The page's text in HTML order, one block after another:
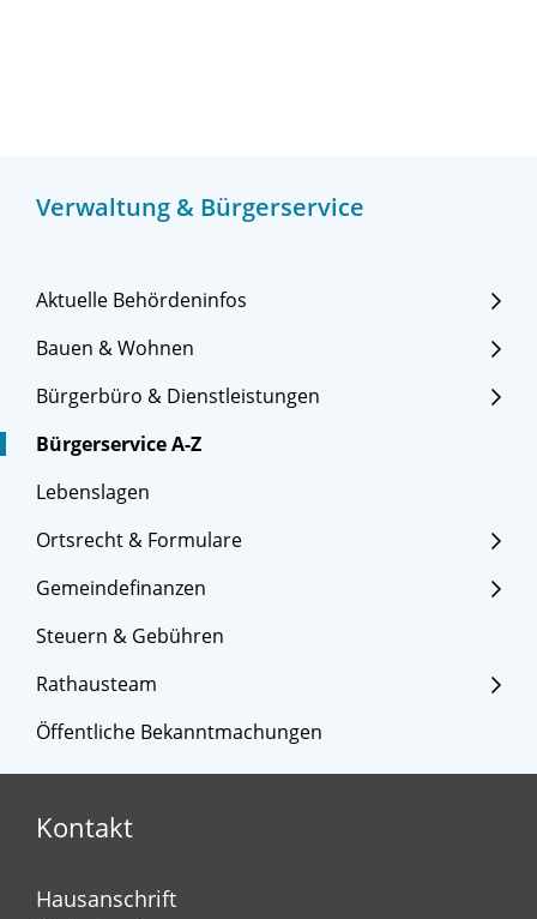
Verwaltung & Bürgerservice
Aktuelle Behördeninfos
Bauen & Wohnen
Bürgerbüro & Dienstleistungen
Bürgerservice A-Z
Lebenslagen
Ortsrecht & Formulare
Gemeindefinanzen
Steuern & Gebühren
Rathausteam
Öffentliche Bekanntmachungen
Kontakt
Hausanschrift